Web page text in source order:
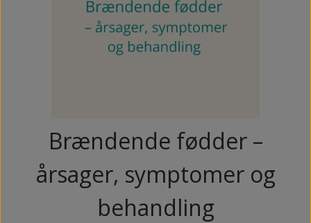
Brændende fødder –
årsager, symptomer og
behandling